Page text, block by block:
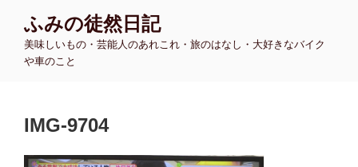
ふみの徒然日記
美味しいもの・芸能人のあれこれ・旅のはなし・大好きなバイク
や車のこと
IMG-9704